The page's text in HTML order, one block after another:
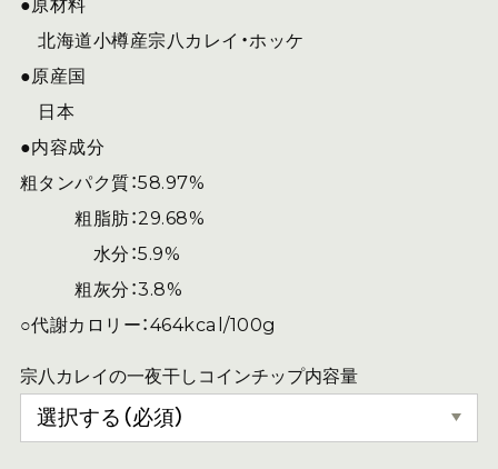
北海道小樽産宗八カレイ・ホッケ
●原産国
日本
●内容成分
粗タンパク質：58.97%
粗脂肪：29.68%
水分：5.9%
粗灰分：3.8%
○代謝カロリー：464kcal/100g
宗八カレイの一夜干しコインチップ内容量